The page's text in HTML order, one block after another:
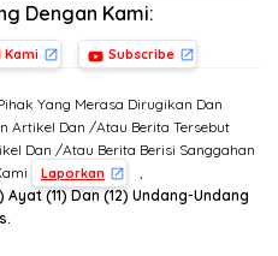
Dengan Kami:
Kami Subscribe
Yang Merasa Dirugikan Dan
Artikel Dan /Atau Berita Tersebut
Dan /Atau Berita Berisi Sanggahan
Laporkan
,
Ayat (11) Dan (12) Undang-Undang